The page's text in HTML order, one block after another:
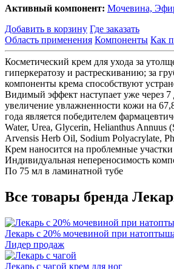
Активный компонент: Мочевина,
Добавить в корзину Где заказать
Область применения Компоненты Как
Косметический крем для ухода за
гиперкератозу и растрескиванию; за
компоненты крема способствуют
Видимый эффект наступает уже через
увеличение увлажненности кожи на
года является победителем
Water, Urea, Glycerin, Helianthus Annuus
Аrvensis Herb Oil, Sodium Polyacrylate,
Крем наносится на проблемные
Индивидуальная непереносимость
По 75 мл в ламинатной тубе
Все товары бренда
Лекарь с 20% мочевиной при
Лидер продаж
Лекарь с чагой крем для ног